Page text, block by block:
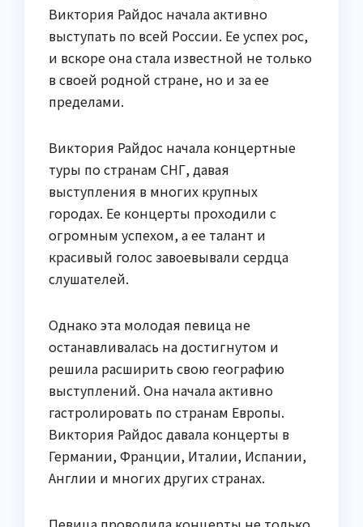
Виктория Райдос начала активно
выступать по всей России. Ее успех рос,
и вскоре она стала известной не только
в своей родной стране, но и за ее
пределами.
Виктория Райдос начала концертные
туры по странам СНГ, давая
выступления в многих крупных
городах. Ее концерты проходили с
огромным успехом, а ее талант и
красивый голос завоевывали сердца
слушателей.
Однако эта молодая певица не
останавливалась на достигнутом и
решила расширить свою географию
выступлений. Она начала активно
гастролировать по странам Европы.
Виктория Райдос давала концерты в
Германии, Франции, Италии, Испании,
Англии и многих других странах.